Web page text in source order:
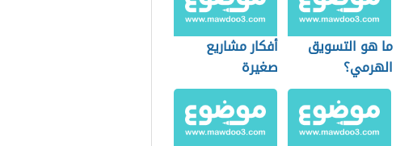
ما هو التسويق
الهرمي؟
أفكار مشاريع
صغيرة